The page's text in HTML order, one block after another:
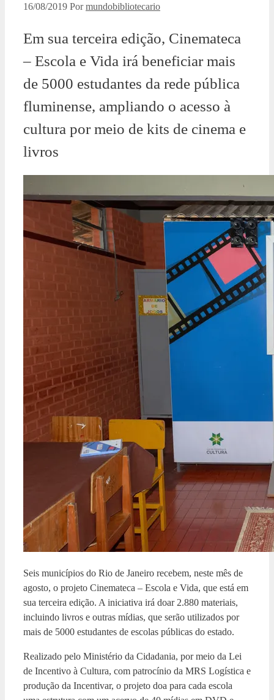
16/08/2019 Pormundobibliotecario
Em sua terceira edição, Cinemateca
– Escola e Vida irá beneficiar mais
de 5000 estudantes da rede pública
fluminense, ampliando o acesso à
cultura por meio de kits de cinema e
livros
Seis municípios do Rio de Janeiro recebem, neste mês de
agosto, o projeto Cinemateca – Escola e Vida, que está em
sua terceira edição. A iniciativa irá doar 2.880 materiais,
incluindo livros e outras mídias, que serão utilizados por
mais de 5000 estudantes de escolas públicas do estado.
Realizado pelo Ministério da Cidadania, por meio da Lei
de Incentivo à Cultura, com patrocínio da MRS Logística e
produção da Incentivar, o projeto doa para cada escola